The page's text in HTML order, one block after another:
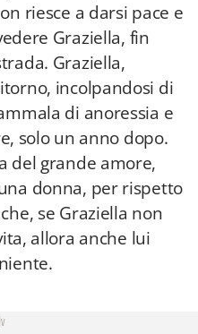
riesce a darsi pace e
Graziella, fin
Graziella,
incolpandosi di
di anoressia e
solo un anno dopo.
del grande amore,
donna, per rispetto
se Graziella non
allora anche lui